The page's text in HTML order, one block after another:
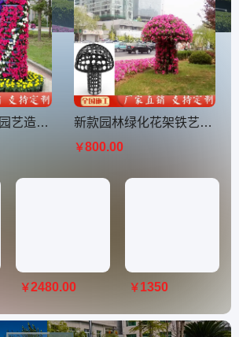
五色草景观花柱园艺造型立体花坛组合创意花架户外绿化花柱花盆 新款园林绿化花架铁艺组合花卉蘑菇广场立体装饰植物造型架
￥800.00
￥2480.00 ￥1350